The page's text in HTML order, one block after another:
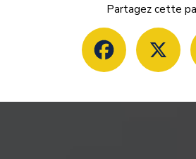
Partagez cette
Facebook